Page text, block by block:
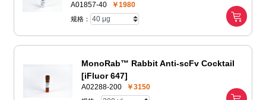
A01857-40 ￥1980
规格：
MonoRab™ Rabbit Anti-scFv Cocktail
[iFluor 647]
A02288-200 ￥3150